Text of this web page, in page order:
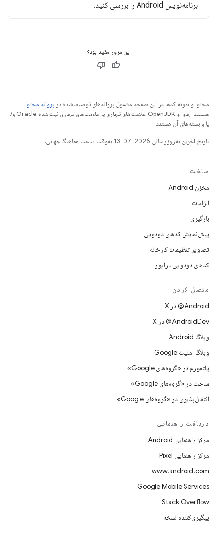
برنامه‌نویس Android را بررسی کنید.
این مرور مفید بود؟
محتوا و نمونه کدها در این صفحه مشمول پروانه‌های توصیف‌شده در پروانه محتوا
هستند. جاوا و OpenJDK علامت‌های تجاری یا علامت‌های تجاری ثبت‌شده Oracle و/
یا وابسته‌های آن هستند.
تاریخ آخرین به‌روزرسانی 2026-07-13 به‌وقت ساعت هماهنگ جهانی.
ساخت
مخزن Android
الزامات
بارگیری
پیش‌نمایش کدهای دودویی
تصاویر تنظیمات کارخانه
کدهای دودویی درایور
متصل کردن
‫‎@Android در X
‫‎@AndroidDev در X
وبلاگ Android
وبلاگ امنیت Google
پلتفورم در «گروه‌های Google»
ساخت در «گروه‌های Google»
انتقال‌پذیری در «گروه‌های Google»
دریافت راهنمایی
مرکز راهنمایی Android
مرکز راهنمایی Pixel
www.android.com
Google Mobile Services
Stack Overflow
پیگیری‌کننده نسخه